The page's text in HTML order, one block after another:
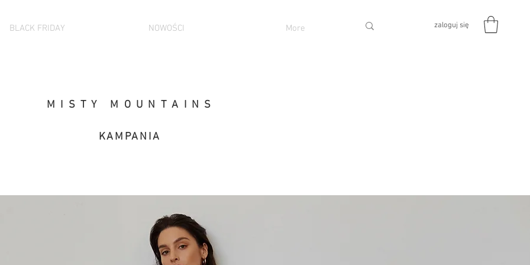
BLACK FRIDAY NOWOŚCI More zaloguj się
M I S T Y M O U N T A I N S
KAMPANIA